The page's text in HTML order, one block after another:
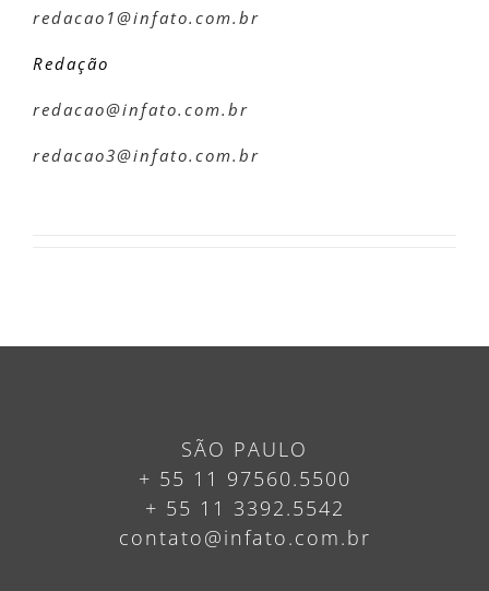
redacao1@infato.com.br
Redação
redacao@infato.com.br
redacao3@infato.com.br
SÃO PAULO
+ 55 11 97560.5500
+ 55 11 3392.5542
contato@infato.com.br